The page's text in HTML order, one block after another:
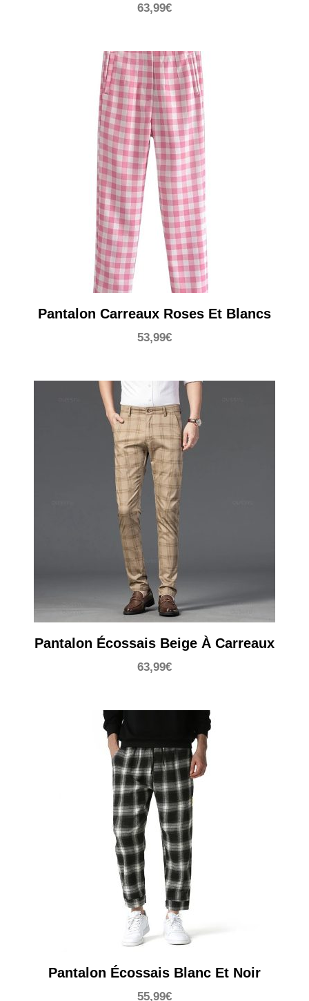
63,99€
Pantalon Carreaux Roses Et Blancs
53,99€
Pantalon Écossais Beige À Carreaux
63,99€
Pantalon Écossais Blanc Et Noir
55,99€